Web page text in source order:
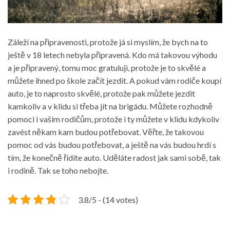
Záleží na připravenosti, protože já si myslím, že bych na to
ještě v 18 letech nebyla připravená. Kdo má takovou výhodu
a je připravený, tomu moc gratuluji, protože je to skvělé a
můžete ihned po škole začít jezdit. A pokud vám rodiče koupí
auto, je to naprosto skvělé, protože pak můžete jezdit
kamkoliv a v klidu si třeba jít na brigádu. Můžete rozhodně
pomoci i vaším rodičům, protože i ty můžete v klidu kdykoliv
zavést někam kam budou potřebovat. Věřte, že takovou
pomoc od vás budou potřebovat, a ještě na vás budou hrdí s
tím, že konečně řídíte auto. Uděláte radost jak sami sobě, tak
i rodině. Tak se toho nebojte.
3.8/5 - (14 votes)